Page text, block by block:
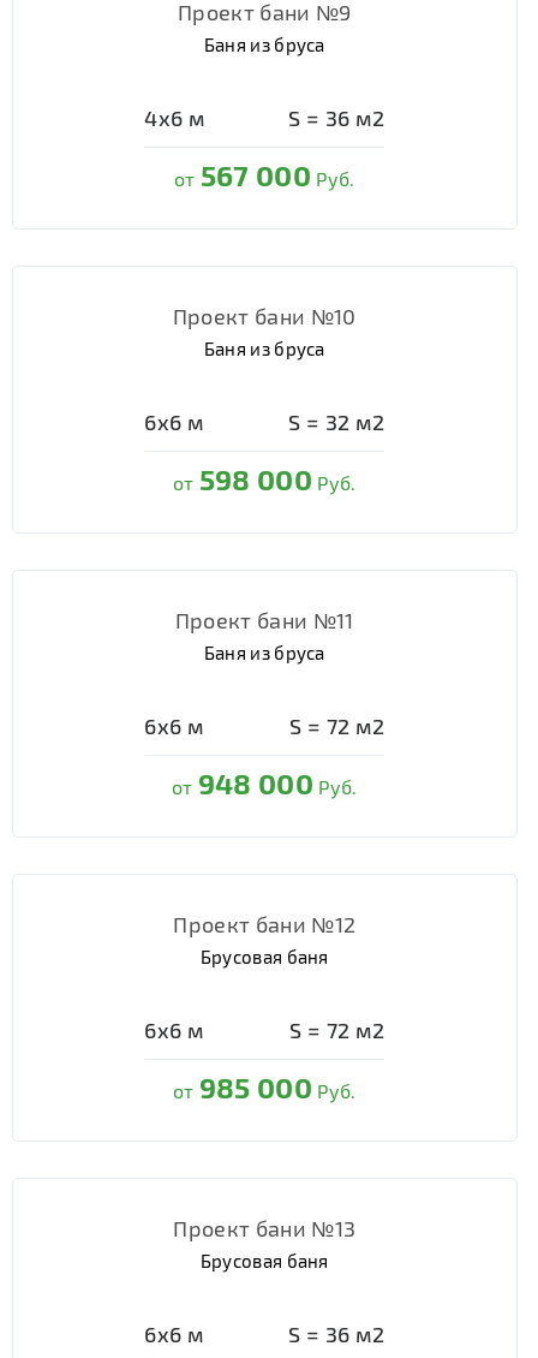
Проект бани №9
Баня из бруса
4х6 м S = 36 м2
от 567 000 Руб.
Проект бани №10
Баня из бруса
6х6 м S = 32 м2
от 598 000 Руб.
Проект бани №11
Баня из бруса
6х6 м S = 72 м2
от 948 000 Руб.
Проект бани №12
Брусовая баня
6х6 м S = 72 м2
от 985 000 Руб.
Проект бани №13
Брусовая баня
6х6 м S = 36 м2